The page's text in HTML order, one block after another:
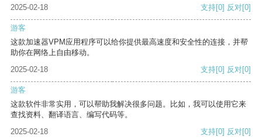
2025-02-18 支持[0] 反对[0]
游客
这款加速器VPM应用程序可以给你提供最高速度和安全性的连接，并帮
助你在网络上自由移动。
2025-02-18
支持[0] 反对[0]
游客
这款软件非常实用，可以帮助我解决很多问题。比如，我可以使用它来
查找资料、翻译语言、编写代码等。
2025-02-18
支持[0] 反对[0]